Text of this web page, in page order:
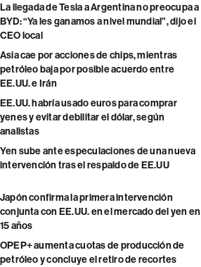
La llegada de Tesla a Argentina no preocupa a
BYD: “Ya les ganamos a nivel mundial”, dijo el
CEO local
Asia cae por acciones de chips, mientras
petróleo baja por posible acuerdo entre
EE.UU. e Irán
EE.UU. habría usado euros para comprar
yenes y evitar debilitar el dólar, según
analistas
Yen sube ante especulaciones de una nueva
intervención tras el respaldo de EE.UU
Japón confirma la primera intervención
conjunta con EE.UU. en el mercado del yen en
15 años
OPEP+ aumenta cuotas de producción de
petróleo y concluye el retiro de recortes